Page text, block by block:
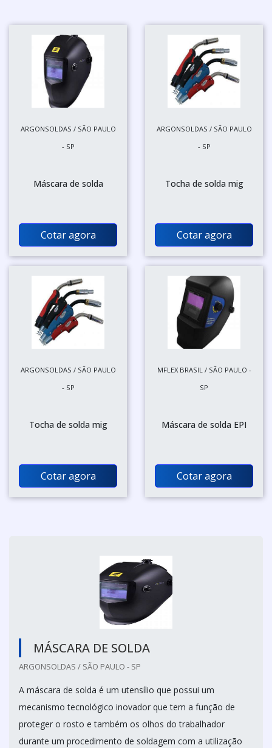
ARGONSOLDAS / SÃO PAULO
- SP
Máscara de solda
Cotar agora
ARGONSOLDAS / SÃO PAULO
- SP
Tocha de solda mig
Cotar agora
ARGONSOLDAS / SÃO PAULO
- SP
Tocha de solda mig
Cotar agora
MFLEX BRASIL / SÃO PAULO -
SP
Máscara de solda EPI
Cotar agora
MÁSCARA DE SOLDA
ARGONSOLDAS / SÃO PAULO - SP
A máscara de solda é um utensílio que possui um
mecanismo tecnológico inovador que tem a função de
proteger o rosto e também os olhos do trabalhador
durante um procedimento de soldagem com a utilização